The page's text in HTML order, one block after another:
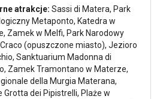
atrakcje: Sassi di Matera, Park
Metaponto, Katedra w
Zamek w Melfi, Park Narodowy
Craco (opuszczone miasto), Jezioro
Sanktuarium Madonna di
Zamek Tramontano w Materze,
della Murgia Materana,
Grotta dei Pipistrelli, Plaże w